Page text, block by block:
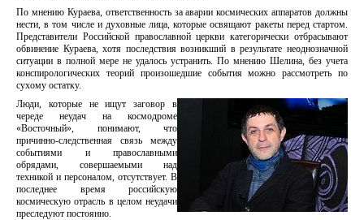
По мнению Кураева, ответственность за аварии космических аппаратов должны
нести, в том числе и духовные лица, которые освящают ракеты перед стартом.
Представители Российской православной церкви категорически отбрасывают
обвинение Кураева, хотя последствия возникший в результате неоднозначной
ситуации в полной мере не удалось устранить. По мнению Шелина, без учета
конспирологических теорий произошедшие события можно рассмотреть по
сухому остатку.
Люди, которые не ищут заговор в
череде неудач на космодроме
«Восточный», понимают, что
причинно-следственная связь между
событиями и православными
обрядами, совершаемыми над
техникой и персоналом, отсутствует. В
последнее время российскую
космическую отрасль в целом неудачи
преследуют постоянно.